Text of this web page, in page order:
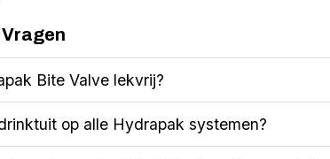
Bite Valve lekvrij?
op alle Hydrapak systemen?